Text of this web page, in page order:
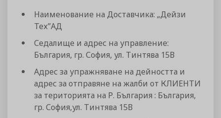
Наименование на Доставчика: „Дейзи
Тех”АД
Седалище и адрес на управление:
България, гр. София, ул. Тинтява 15В
Адрес за упражняване на дейността и
адрес за отправяне на жалби от КЛИЕНТИ
за територията на Р. България : България,
гр. София,ул. Тинтява 15В